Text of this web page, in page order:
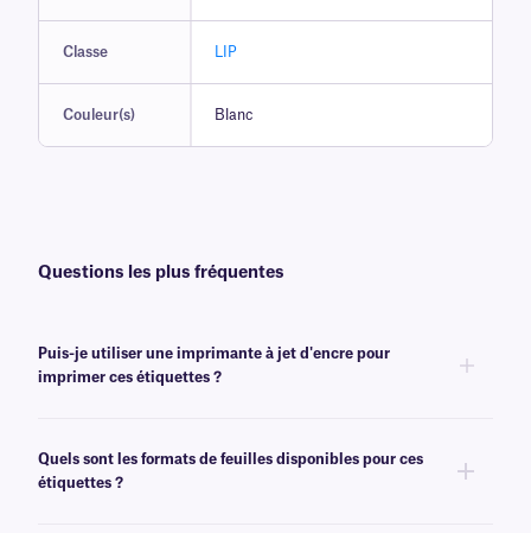
Classe LIP
Couleur(s) Blanc
Questions les plus fréquentes
Puis-je utiliser une imprimante à jet d'encre pour
imprimer ces étiquettes ?
imprimante à jet d'encre.
Quels sont les formats de feuilles disponibles pour ces
étiquettes ?